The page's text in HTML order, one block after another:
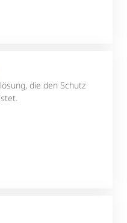
die den Schutz